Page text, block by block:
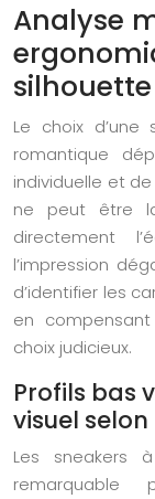
Analyse
Le choix
romantique
individuelle et
ne peut être
directement
l’impression
d’identifier les
en
choix judicieux.
Profils bas
visuel
Les sneakers
remarquable